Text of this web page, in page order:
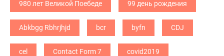
980 лет Великой Поебеде 99 день рождения
Abkbgg Rbhrjhjd bcr byfn CDJ
cel Contact Form 7 covid2019